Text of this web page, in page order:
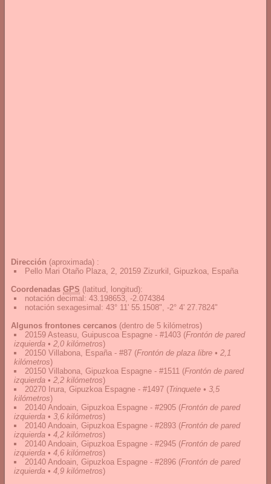
Dirección (aproximada) :
Pello Mari Otaño Plaza, 2, 20159 Zizurkil, Gipuzkoa, España
Coordenadas GPS (latitud, longitud):
notación decimal : 43.198653, -2.074384
notación sexagesimal : 43° 11' 55.1508", -2° 4' 27.7824"
Algunos frontones cercanos (dentro de 5 kilómetros)
20159 Asteasu, Guipuscoa Espagne - #1403 (Frontón de pared
izquierda • 2,0 kilómetros)
20150 Villabona, España - #87 (Frontón de plaza libre • 2,1
kilómetros)
20150 Villabona, Gipuzkoa Espagne - #1511 (Frontón de pared
izquierda • 2,2 kilómetros)
20270 Irura, Gipuzkoa Espagne - #1497 (Trinquete • 3,5
kilómetros)
20140 Andoain, Gipuzkoa Espagne - #2905 (Frontón de pared
izquierda • 3,6 kilómetros)
20140 Andoain, Gipuzkoa Espagne - #2893 (Frontón de pared
izquierda • 4,2 kilómetros)
20140 Andoain, Gipuzkoa Espagne - #2945 (Frontón de pared
izquierda • 4,6 kilómetros)
20140 Andoain, Gipuzkoa Espagne - #2896 (Frontón de pared
izquierda • 4,9 kilómetros)